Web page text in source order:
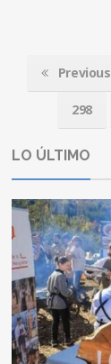
Previous
298
LO ÚLTIMO